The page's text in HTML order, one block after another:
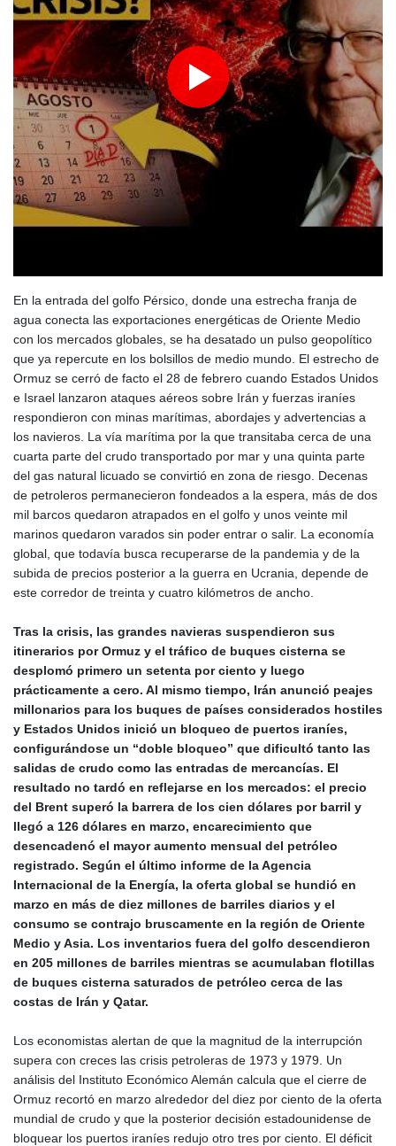
Netflix estrenará en primicia un adelanto del videojuego GTA VI
Aumento récord de las notificaciones por radicalización en Reino
Unido
Una mujer es acusada de atacar con un objeto punzante a
cuatro hombres en Londres
Qué papel jugó la desinformación durante la última ola de
migrantes que llegó al enclave español de Ceuta
En la entrada del golfo Pérsico, donde una estrecha franja de
agua conecta las exportaciones energéticas de Oriente Medio
con los mercados globales, se ha desatado un pulso geopolítico
que ya repercute en los bolsillos de medio mundo. El estrecho de
Ormuz se cerró de facto el 28 de febrero cuando Estados Unidos
e Israel lanzaron ataques aéreos sobre Irán y fuerzas iraníes
respondieron con minas marítimas, abordajes y advertencias a
los navieros. La vía marítima por la que transitaba cerca de una
cuarta parte del crudo transportado por mar y una quinta parte
del gas natural licuado se convirtió en zona de riesgo. Decenas
de petroleros permanecieron fondeados a la espera, más de dos
mil barcos quedaron atrapados en el golfo y unos veinte mil
marinos quedaron varados sin poder entrar o salir. La economía
global, que todavía busca recuperarse de la pandemia y de la
subida de precios posterior a la guerra en Ucrania, depende de
este corredor de treinta y cuatro kilómetros de ancho.
Tras la crisis, las grandes navieras suspendieron sus
itinerarios por Ormuz y el tráfico de buques cisterna se
desplomó primero un setenta por ciento y luego
prácticamente a cero. Al mismo tiempo, Irán anunció peajes
millonarios para los buques de países considerados hostiles
y Estados Unidos inició un bloqueo de puertos iraníes,
configurándose un “doble bloqueo” que dificultó tanto las
salidas de crudo como las entradas de mercancías. El
resultado no tardó en reflejarse en los mercados: el precio
del Brent superó la barrera de los cien dólares por barril y
llegó a 126 dólares en marzo, encarecimiento que
desencadenó el mayor aumento mensual del petróleo
registrado. Según el último informe de la Agencia
Internacional de la Energía, la oferta global se hundió en
marzo en más de diez millones de barriles diarios y el
consumo se contrajo bruscamente en la región de Oriente
Medio y Asia. Los inventarios fuera del golfo descendieron
en 205 millones de barriles mientras se acumulaban flotillas
de buques cisterna saturados de petróleo cerca de las
costas de Irán y Qatar.
Los economistas alertan de que la magnitud de la interrupción
supera con creces las crisis petroleras de 1973 y 1979. Un
análisis del Instituto Económico Alemán calcula que el cierre de
Ormuz recortó en marzo alrededor del diez por ciento de la oferta
mundial de crudo y que la posterior decisión estadounidense de
bloquear los puertos iraníes redujo otro tres por ciento. El déficit